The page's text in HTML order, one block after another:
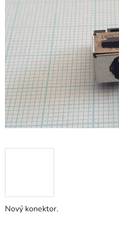
Nový konektor.
0,0
5
hvězdiček.